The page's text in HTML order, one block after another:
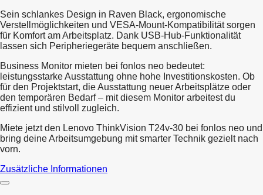
Sein schlankes Design in Raven Black, ergonomische
Verstellmöglichkeiten und VESA-Mount-Kompatibilität sorgen
für Komfort am Arbeitsplatz. Dank USB-Hub-Funktionalität
lassen sich Peripheriegeräte bequem anschließen.
Business Monitor mieten bei fonlos neo bedeutet:
leistungsstarke Ausstattung ohne hohe Investitionskosten. Ob
für den Projektstart, die Ausstattung neuer Arbeitsplätze oder
den temporären Bedarf – mit diesem Monitor arbeitest du
effizient und stilvoll zugleich.
Miete jetzt den Lenovo ThinkVision T24v-30 bei fonlos neo und
bring deine Arbeitsumgebung mit smarter Technik gezielt nach
vorn.
Zusätzliche Informationen